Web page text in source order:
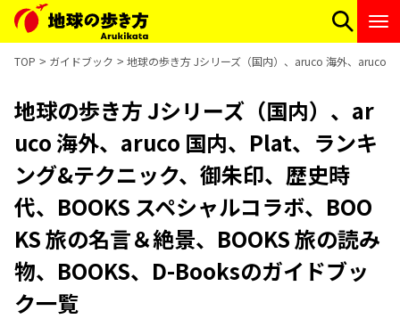
TOP ガイドブック 地球の歩き方 Jシリーズ（国内）、aruco 海外、aruco
地球の歩き方 Jシリーズ（国内）、ar
uco 海外、aruco 国内、Plat、ランキ
ング&テクニック、御朱印、歴史時
代、BOOKS スペシャルコラボ、BOO
KS 旅の名言＆絶景、BOOKS 旅の読み
物、BOOKS、D-Booksのガイドブッ
ク一覧